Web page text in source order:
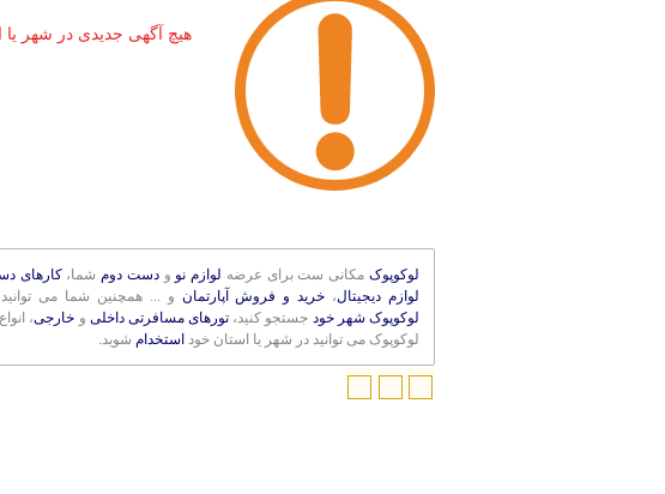
هیچ آگهی جدیدی در شهر
لوکوپوکمکانی ست برای عرضه لوازم نو ودست دوم شما،کارهای
لوازم دیجیتال، خرید و فروش آپارتمان و ... همچنین شما می
لوکوپوک شهر خود جستجو کنید، تورهای مسافرتی داخلی و خارجی،
لوکوپوک می توانید در شهر یا استان خود استخدام شوید.